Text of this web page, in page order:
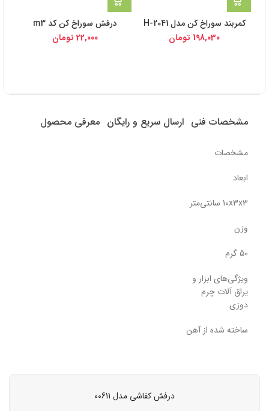
کمربند سوراخ کن مدل H-2041
198,030 تومان
درفش سوراخ کن کد m3
22,000 تومان
مشخصات فنی ارسال سریع و رایگان معرفی محصول
مشخصات
ابعاد
10x3x3 سانتی‌متر
وزن
50 گرم
ویژگی‌های ابزار و
یراق آلات چرم
دوزی
ساخته شده از آهن
درفش کفاشی مدل 00611